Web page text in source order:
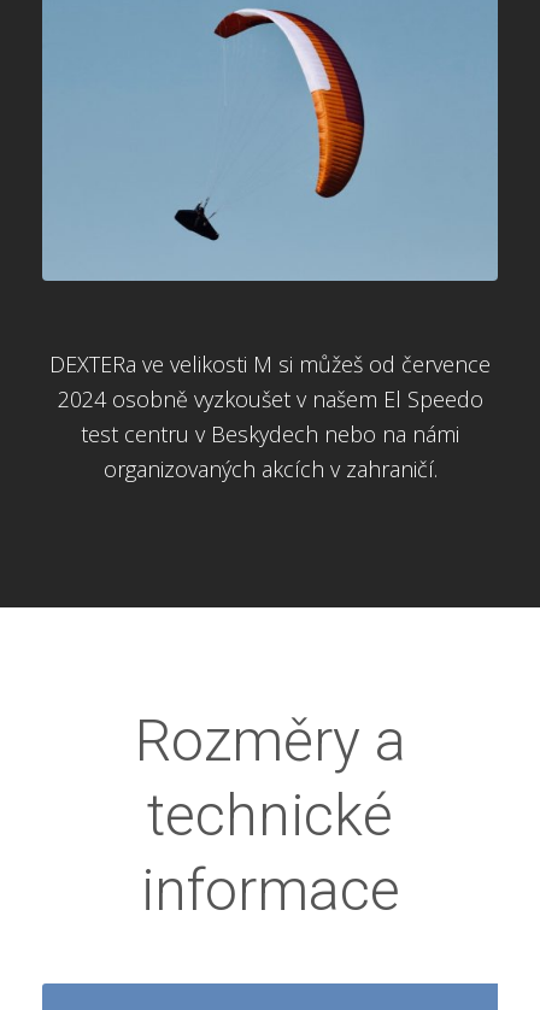
DEXTERa ve velikosti M si můžeš od července
2024 osobně vyzkoušet v našem El Speedo
test centru v Beskydech nebo na námi
organizovaných akcích v zahraničí.
Rozměry a
technické
informace